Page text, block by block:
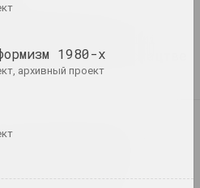
ў візуальным мастацтве
спробаў знайсці
аўтараў
1980-х
архивный проект